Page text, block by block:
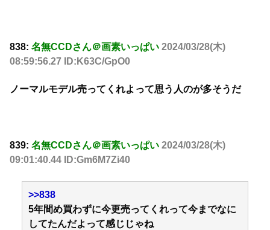
838: 名無CCDさん＠画素いっぱい 2024/03/28(木)
08:59:56.27 ID:K63C/GpO0
ノーマルモデル売ってくれよって思う人のが多そうだ
839: 名無CCDさん＠画素いっぱい 2024/03/28(木)
09:01:40.44 ID:Gm6M7Zi40
>>838
5年間め買わずに今更売ってくれって今までなに
してたんだよって感じじゃね